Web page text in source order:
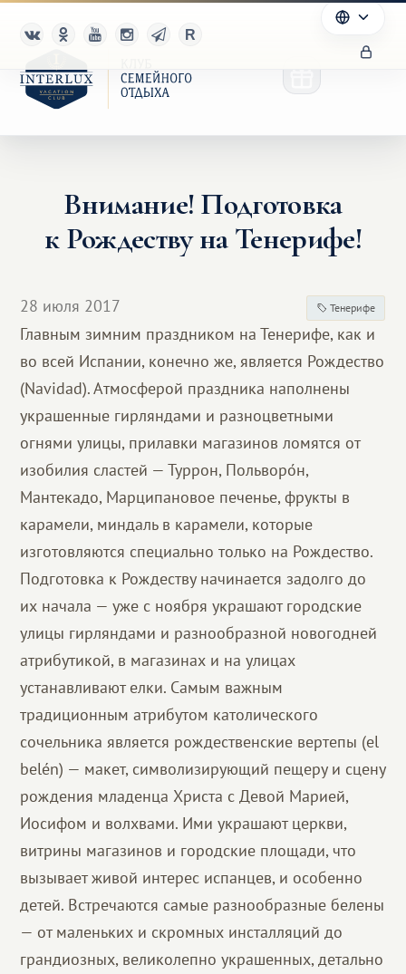
Клуб
Преимущества
Партнерам
Благотворительность
Внимание! Подготовка
к Рождеству на Тенерифе!
28 июля 2017 Тенерифе
Главным зимним праздником на Тенерифе, как и
во всей Испании, конечно же, является Рождество
(Navidad). Атмосферой праздника наполнены
украшенные гирляндами и разноцветными
огнями улицы, прилавки магазинов ломятся от
изобилия сластей — Туррон, Польворо́н,
Мантекадо, Марципановое печенье, фрукты в
карамели, миндаль в карамели, которые
изготовляются специально только на Рождество.
Подготовка к Рождеству начинается задолго до
их начала — уже с ноября украшают городские
улицы гирляндами и разнообразной новогодней
атрибутикой, в магазинах и на улицах
устанавливают елки. Самым важным
традиционным атрибутом католического
сочельника является рождественские вертепы (el
belén) — макет, символизирующий пещеру и сцену
рождения младенца Христа с Девой Марией,
Иосифом и волхвами. Ими украшают церкви,
витрины магазинов и городские площади, что
вызывает живой интерес испанцев, и особенно
детей. Встречаются самые разнообразные белены
— от маленьких и скромных инсталляций до
грандиозных, великолепно украшенных, детально